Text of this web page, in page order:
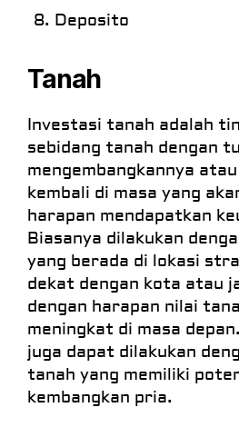
Deposito
Tanah
Investasi tanah adalah
sebidang tanah dengan
mengembangkannya
kembali di masa yang
harapan mendapatkan
Biasanya dilakukan
yang berada di lokasi
dekat dengan kota atau
dengan harapan nilai
meningkat di masa
juga dapat dilakukan
tanah yang memiliki
kembangkan pria.